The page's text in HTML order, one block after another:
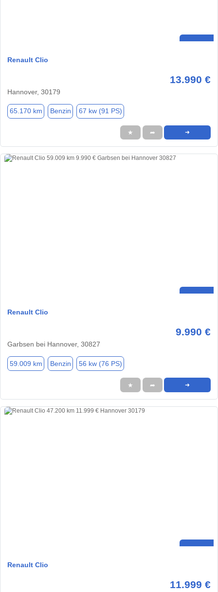
Renault Clio
13.990 €
Hannover, 30179
65.170 km Benzin 67 kw (91 PS)
★ ➦ ➜
Renault Clio
9.990 €
Garbsen bei Hannover, 30827
59.009 km Benzin 56 kw (76 PS)
★ ➦ ➜
Renault Clio
11.999 €